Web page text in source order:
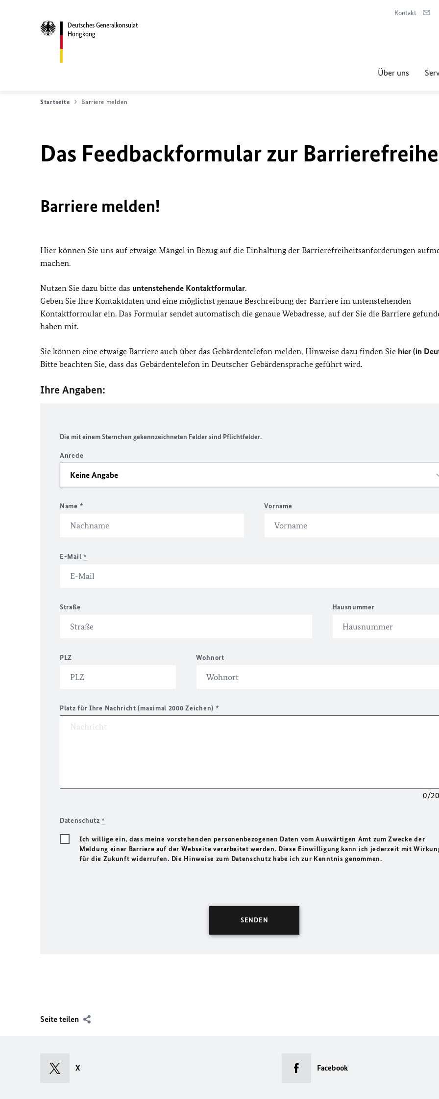
Deutsches Generalkonsulat
Hongkong
Kontakt
Über uns
Startseite Barriere melden
Das Feedbackformular zur
Barriere melden!
Hier können Sie uns auf etwaige Mängel in Bezug auf die Einhaltung der Barrierefreiheitsanforderungen
machen.
Nutzen Sie dazu bitte das untenstehende Kontaktformular.
Geben Sie Ihre Kontaktdaten und eine möglichst genaue Beschreibung der Barriere im untenstehenden
Kontaktformular ein. Das Formular sendet automatisch die genaue Webadresse, auf der Sie die Barriere
haben mit.
Sie können eine etwaige Barriere auch über das Gebärdentelefon melden, Hinweise dazu finden Sie hier (in
Bitte beachten Sie, dass das Gebärdentelefon in Deutscher Gebärdensprache geführt wird.
Ihre Angaben:
Die mit einem Sternchen gekennzeichneten Felder sind Pflichtfelder.
Anrede
Name * Vorname
E-Mail *
Straße Hausnummer
PLZ Wohnort
Platz für Ihre Nachricht (maximal 2000 Zeichen) *
0/
Datenschutz*
Ich willige ein, dass meine vorstehenden personenbezogenen Daten vom Auswärtigen Amt zum Zwecke der
Meldung einer Barriere auf der Webseite verarbeitet werden. Diese Einwilligung kann ich jederzeit mit
für die Zukunft widerrufen. Die Hinweise zum Datenschutz habe ich zur Kenntnis genommen.
Seite teilen
X Facebook